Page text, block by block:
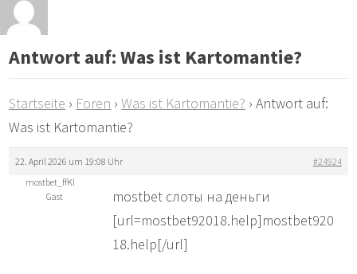
Antwort auf: Was ist Kartomantie?
Startseite › Foren › Was ist Kartomantie? › Antwort auf:
Was ist Kartomantie?
22. April 2026 um 19:08 Uhr
#24924
mostbet_ffKl
Gast
mostbet слоты на деньги
[url=mostbet92018.help]mostbet920
18.help[/url]